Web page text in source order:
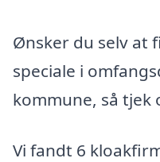
Ønsker du selv at
speciale i
kommune, så tjek
Vi fandt 6